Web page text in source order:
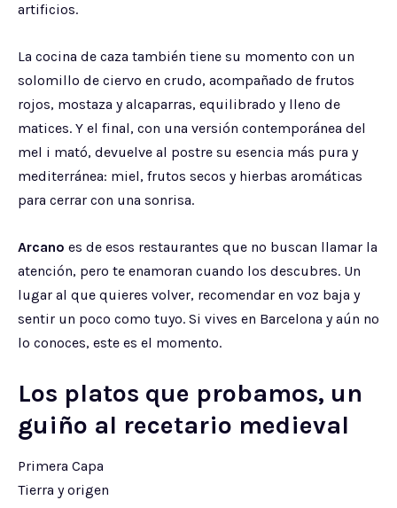
artificios.
La cocina de caza también tiene su momento con un
solomillo de ciervo en crudo, acompañado de frutos
rojos, mostaza y alcaparras, equilibrado y lleno de
matices. Y el final, con una versión contemporánea del
mel i mató, devuelve al postre su esencia más pura y
mediterránea: miel, frutos secos y hierbas aromáticas
para cerrar con una sonrisa.
Arcano es de esos restaurantes que no buscan llamar la
atención, pero te enamoran cuando los descubres. Un
lugar al que quieres volver, recomendar en voz baja y
sentir un poco como tuyo. Si vives en Barcelona y aún no
lo conoces, este es el momento.
Los platos que probamos, un
guiño al recetario medieval
Primera Capa
Tierra y origen